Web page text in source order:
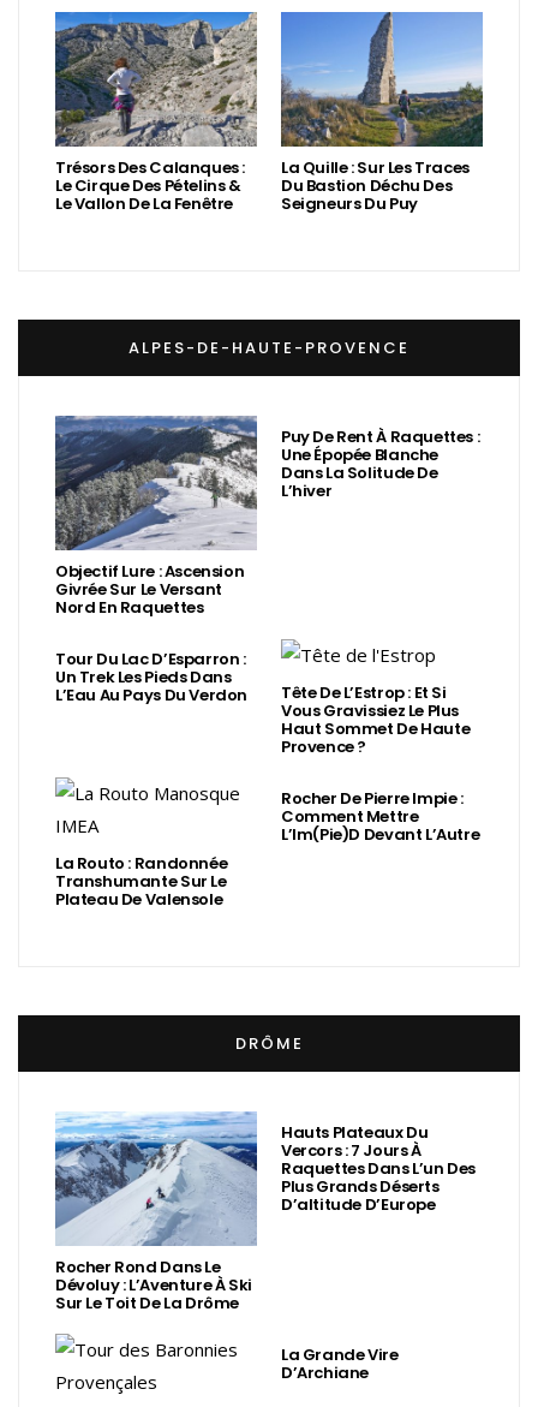
Trésors Des Calanques :
Le Cirque Des Pételins &
Le Vallon De La Fenêtre
La Quille : Sur Les Traces
Du Bastion Déchu Des
Seigneurs Du Puy
ALPES-DE-HAUTE-PROVENCE
Objectif Lure : Ascension
Givrée Sur Le Versant
Nord En Raquettes
Puy De Rent À Raquettes :
Une Épopée Blanche
Dans La Solitude De
L’hiver
Tour Du Lac D’Esparron :
Un Trek Les Pieds Dans
L’Eau Au Pays Du Verdon Tête De L’Estrop : Et Si
Vous Gravissiez Le Plus
Haut Sommet De Haute
Provence ?
La Routo : Randonnée
Transhumante Sur Le
Plateau De Valensole
Rocher De Pierre Impie :
Comment Mettre
L’Im(Pie)d Devant L’Autre
DRÔME
Rocher Rond Dans Le
Dévoluy : L’Aventure À Ski
Sur Le Toit De La Drôme
Hauts Plateaux Du
Vercors : 7 Jours À
Raquettes Dans L’un Des
Plus Grands Déserts
D’altitude D’Europe
La Grande Vire
D’Archiane